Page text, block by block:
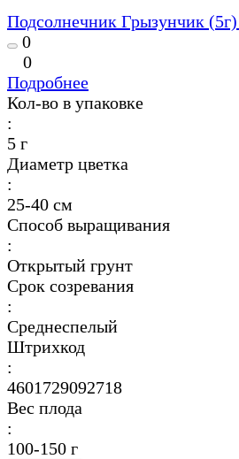
Подсолнечник Грызунчик
0
0
Подробнее
Кол-во в упаковке
:
5 г
Диаметр цветка
:
25-40 см
Способ выращивания
:
Открытый грунт
Срок созревания
:
Среднеспелый
Штрихкод
:
4601729092718
Вес плода
:
100-150 г